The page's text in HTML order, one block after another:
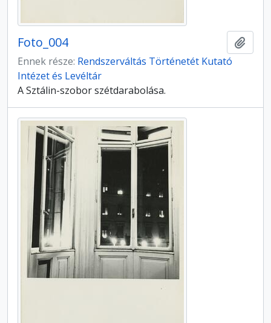
Foto_004
Ennek része: Rendszerváltás Történetét Kutató
Intézet és Levéltár
A Sztálin-szobor szétdarabolása.